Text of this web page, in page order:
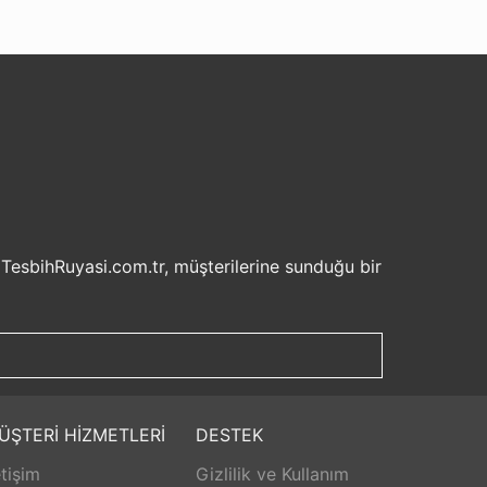
müşterilerine sunduğu bir
deneyiminizi keyifli hale getirebilirsiniz.
beklemek zorunda kalmadan istediğiniz
ürünü beğenmez veya istediğiniz gibi
olmadan istediğiniz ürünü seçebilirsiniz.
sunar. Ürünlerle ilgili herhangi bir sorun
HİZMETLERİ
DESTEK
Gizlilik ve Kullanım